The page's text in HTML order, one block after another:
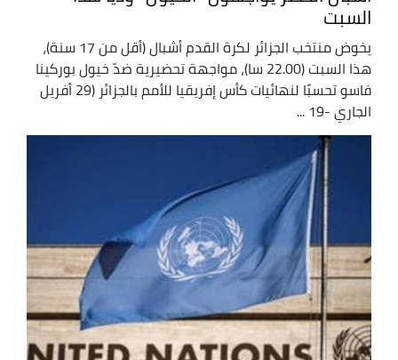
السبت
يخوض منتخب الجزائر لكرة القدم أشبال (أقل من 17 سنة)،
هذا السبت (22.00 سا)، مواجهة تحضيرية ضدّ خيول بوركينا
فاسو تحسبًا لنهائيات كأس إفريقيا للأمم بالجزائر (29 أفريل
الجاري -19 ...